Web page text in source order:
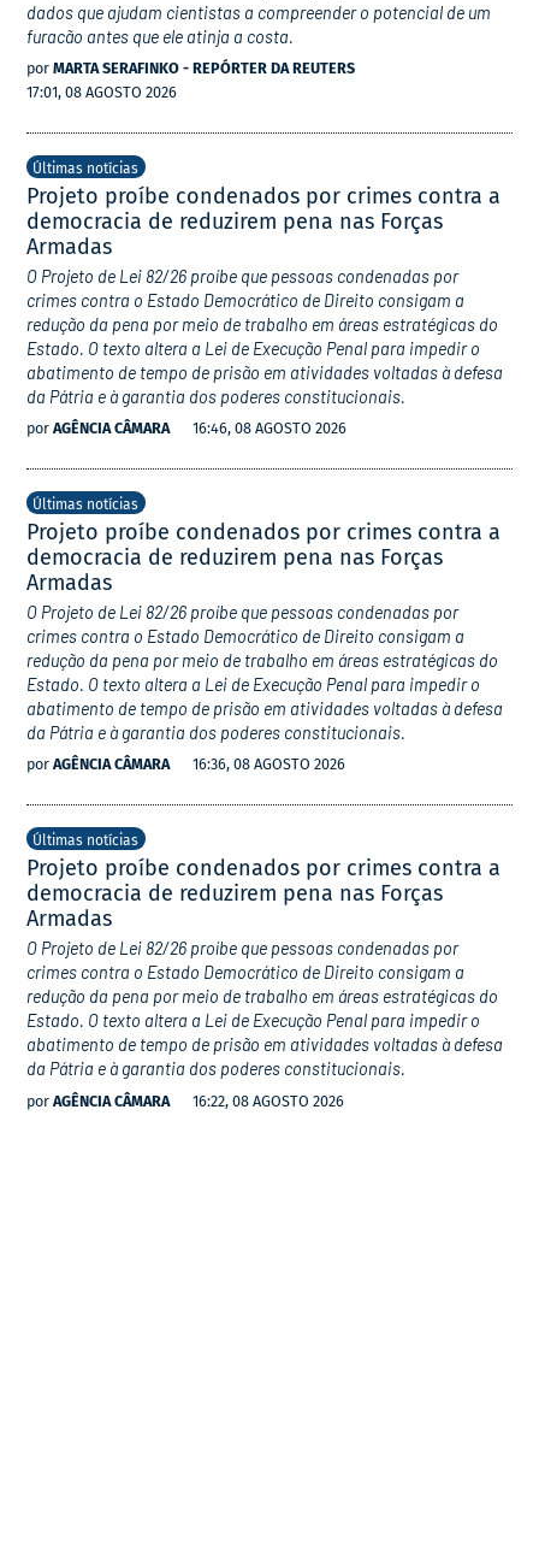
dados que ajudam cientistas a compreender o potencial de um
furacão antes que ele atinja a costa.
por MARTA SERAFINKO - REPÓRTER DA REUTERS
17:01, 08 AGOSTO 2026
Últimas notícias
Projeto proíbe condenados por crimes contra a
democracia de reduzirem pena nas Forças
Armadas
O Projeto de Lei 82/26 proíbe que pessoas condenadas por
crimes contra o Estado Democrático de Direito consigam a
redução da pena por meio de trabalho em áreas estratégicas do
Estado. O texto altera a Lei de Execução Penal para impedir o
abatimento de tempo de prisão em atividades voltadas à defesa
da Pátria e à garantia dos poderes constitucionais.
por AGÊNCIA CÂMARA 16:46, 08 AGOSTO 2026
Últimas notícias
Projeto proíbe condenados por crimes contra a
democracia de reduzirem pena nas Forças
Armadas
O Projeto de Lei 82/26 proíbe que pessoas condenadas por
crimes contra o Estado Democrático de Direito consigam a
redução da pena por meio de trabalho em áreas estratégicas do
Estado. O texto altera a Lei de Execução Penal para impedir o
abatimento de tempo de prisão em atividades voltadas à defesa
da Pátria e à garantia dos poderes constitucionais.
por AGÊNCIA CÂMARA 16:36, 08 AGOSTO 2026
Últimas notícias
Projeto proíbe condenados por crimes contra a
democracia de reduzirem pena nas Forças
Armadas
O Projeto de Lei 82/26 proíbe que pessoas condenadas por
crimes contra o Estado Democrático de Direito consigam a
redução da pena por meio de trabalho em áreas estratégicas do
Estado. O texto altera a Lei de Execução Penal para impedir o
abatimento de tempo de prisão em atividades voltadas à defesa
da Pátria e à garantia dos poderes constitucionais.
por AGÊNCIA CÂMARA 16:22, 08 AGOSTO 2026